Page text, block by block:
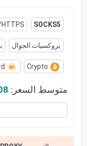
SOCKS5
بروكسيات الجوال
Crypto
متوسط السعر: